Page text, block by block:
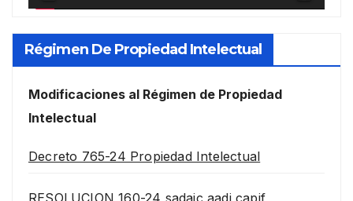
Régimen De Propiedad Intelectual
Modificaciones al Régimen de Propiedad
Intelectual
Decreto 765-24 Propiedad Intelectual
RESOLUCION 160-24 sadaic aadi capif